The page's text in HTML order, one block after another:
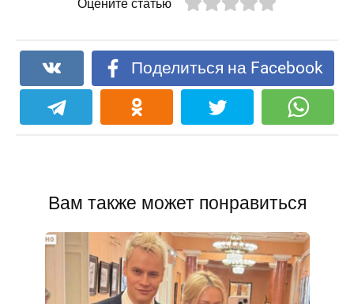
Оцените статью
Поделиться на Facebook
Вам также может понравиться